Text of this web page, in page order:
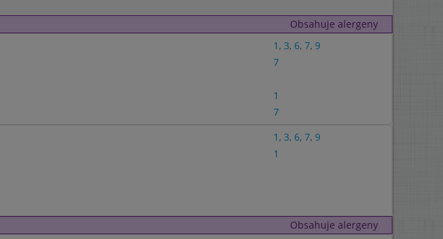
Obsahuje alergeny
1 , 3, 6, 7, 9
7
1
7
1 , 3, 6, 7, 9
1
Obsahuje alergeny